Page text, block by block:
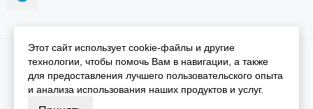
2026 © iGarmin.Карта сайта
Этот сайт использует cookie-файлы и другие
технологии, чтобы помочь Вам в навигации, а также
для предоставления лучшего пользовательского опыта
и анализа использования наших продуктов и услуг.